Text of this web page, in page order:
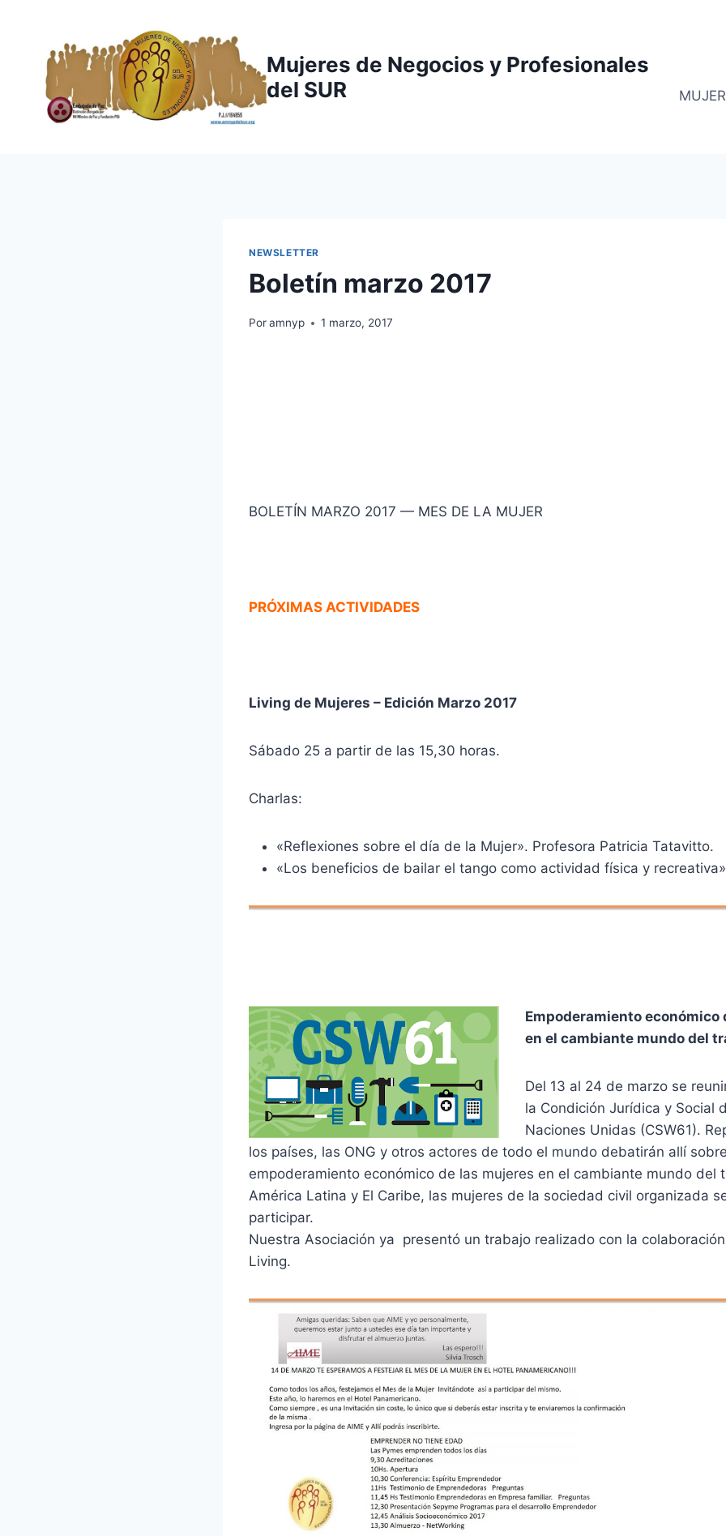
contenido
Mujeres de Negocios y Profesionales
del SUR
NEWSLETTER
Boletín marzo 2017
Poramnyp 1 marzo, 2017
BOLETÍN MARZO 2017 — MES DE LA MUJER
PRÓXIMAS ACTIVIDADES
Living de Mujeres – Edición Marzo 2017
Sábado 25 a partir de las 15,30 horas.
Charlas:
«Reflexiones sobre el día de la Mujer». Profesora Patricia Tatavitto.
«Los beneficios de bailar el tango como actividad física y
Empoderamiento económico
en el cambiante mundo del
Del 13 al 24 de marzo se
la Condición Jurídica y Social
Naciones Unidas (CSW61).
los países, las ONG y otros actores de todo el mundo debatirán allí
empoderamiento económico de las mujeres en el cambiante mundo del
América Latina y El Caribe, las mujeres de la sociedad civil organizada
participar.
Nuestra Asociación ya presentó un trabajo realizado con la
Living.